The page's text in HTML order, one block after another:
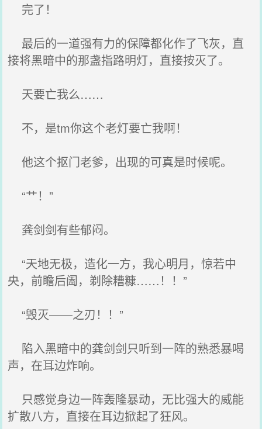
完了！
最后的一道强有力的保障都化作了飞灰，直
接将黑暗中的那盏指路明灯，直接按灭了。
天要亡我么……
不，是tm你这个老灯要亡我啊！
他这个抠门老爹，出现的可真是时候呢。
“艹！”
龚剑剑有些郁闷。
“天地无极，造化一方，我心明月，惊若中
央，前瞻后阖，剃除糟糠……！！”
“毁灭——之刃！！”
陷入黑暗中的龚剑剑只听到一阵的熟悉暴喝
声，在耳边炸响。
只感觉身边一阵轰隆暴动，无比强大的威能
扩散八方，直接在耳边掀起了狂风。